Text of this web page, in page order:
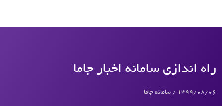
راه اندازی سامانه اخبار جاما
1399/08/06 / سامانه جاما